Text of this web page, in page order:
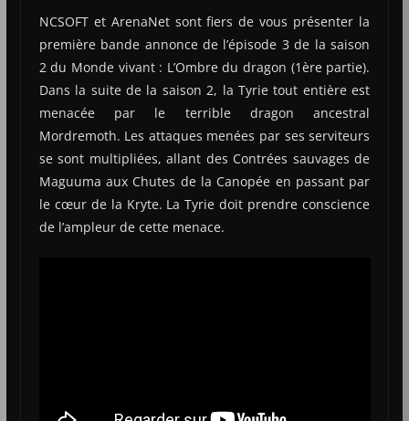
NCSOFT et ArenaNet sont fiers de vous présenter la
première bande annonce de l’épisode 3 de la saison
2 du Monde vivant : L’Ombre du dragon (1ère partie).
Dans la suite de la saison 2, la Tyrie tout entière est
menacée par le terrible dragon ancestral
Mordremoth. Les attaques menées par ses serviteurs
se sont multipliées, allant des Contrées sauvages de
Maguuma aux Chutes de la Canopée en passant par
le cœur de la Kryte. La Tyrie doit prendre conscience
de l’ampleur de cette menace.